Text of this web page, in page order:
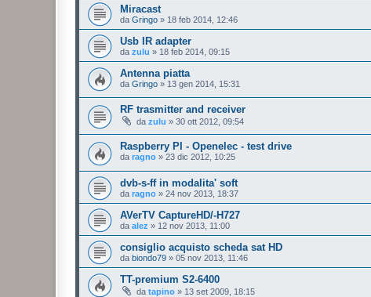
Miracast
da Gringo » 18 feb 2014, 12:46
Usb IR adapter
da zulu » 18 feb 2014, 09:15
Antenna piatta
da Gringo » 13 gen 2014, 15:31
RF trasmitter and receiver
da zulu » 30 ott 2012, 09:54
Raspberry PI - Openelec - test drive
da ragno » 23 dic 2012, 10:25
dvb-s-ff in modalita' soft
da ragno » 24 nov 2013, 18:37
AVerTV CaptureHD/-H727
da alez » 12 nov 2013, 11:00
consiglio acquisto scheda sat HD
da biondo79 » 05 nov 2013, 11:46
TT-premium S2-6400
da tapino » 13 set 2009, 18:15